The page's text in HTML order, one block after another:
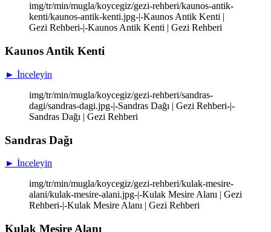
img/tr/min/mugla/koycegiz/gezi-rehberi/kaunos-antik-
kenti/kaunos-antik-kenti.jpg-|-Kaunos Antik Kenti |
Gezi Rehberi-|-Kaunos Antik Kenti | Gezi Rehberi
Kaunos Antik Kenti
► İnceleyin
img/tr/min/mugla/koycegiz/gezi-rehberi/sandras-
dagi/sandras-dagi.jpg-|-Sandras Dağı | Gezi Rehberi-|-
Sandras Dağı | Gezi Rehberi
Sandras Dağı
► İnceleyin
img/tr/min/mugla/koycegiz/gezi-rehberi/kulak-mesire-
alani/kulak-mesire-alani.jpg-|-Kulak Mesire Alanı | Gezi
Rehberi-|-Kulak Mesire Alanı | Gezi Rehberi
Kulak Mesire Alanı